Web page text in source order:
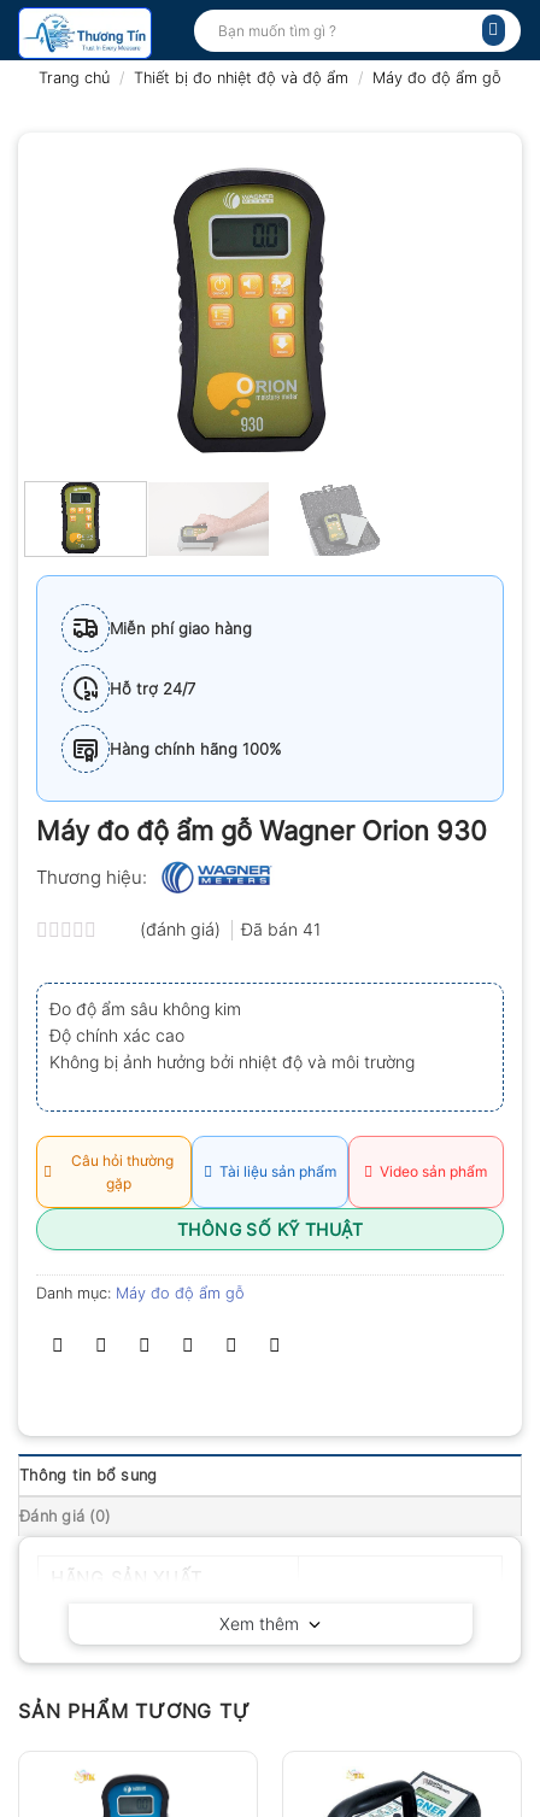
Bỏ
qua
Tìm
kiếm:
Trang chủ / Thiết bị đo nhiệt độ và độ ẩm / Máy đo độ ẩm gỗ
Miễn phí giao hàng
Hỗ trợ 24/7
Hàng chính hãng 100%
Máy đo độ ẩm gỗ Wagner Orion 930
Thương hiệu:
xếp
hạng
0.0
5
sao
(đánh giá) Đã bán 41
Đo độ ẩm sâu không kim
Độ chính xác cao
Không bị ảnh hưởng bởi nhiệt độ và môi trường
Câu hỏi thường
gặp
Tài liệu sản phẩm Video sản phẩm
THÔNG SỐ KỸ THUẬT
Danh mục: Máy đo độ ẩm gỗ
Thông tin bổ sung
Đánh giá (0)
Xem thêm
SẢN PHẨM TƯƠNG TỰ